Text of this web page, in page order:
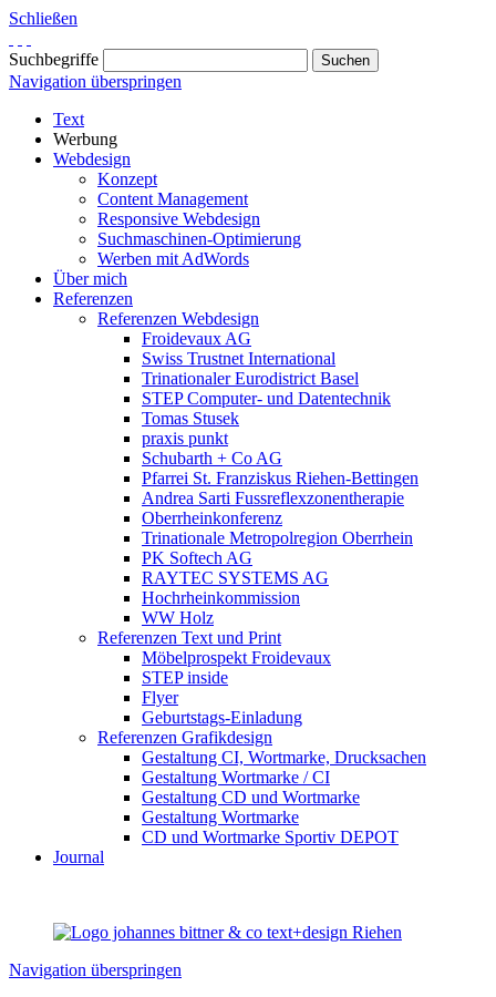
Schließen
Suchbegriffe
Navigation überspringen
Text
Werbung
Webdesign
Konzept
Content Management
Responsive Webdesign
Suchmaschinen-Optimierung
Werben mit AdWords
Über mich
Referenzen
Referenzen Webdesign
Froidevaux AG
Swiss Trustnet International
Trinationaler Eurodistrict Basel
STEP Computer- und Datentechnik
Tomas Stusek
praxis punkt
Schubarth + Co AG
Pfarrei St. Franziskus Riehen-Bettingen
Andrea Sarti Fussreflexzonentherapie
Oberrheinkonferenz
Trinationale Metropolregion Oberrhein
PK Softech AG
RAYTEC SYSTEMS AG
Hochrheinkommission
WW Holz
Referenzen Text und Print
Möbelprospekt Froidevaux
STEP inside
Flyer
Geburtstags-Einladung
Referenzen Grafikdesign
Gestaltung CI, Wortmarke, Drucksachen
Gestaltung Wortmarke / CI
Gestaltung CD und Wortmarke
Gestaltung Wortmarke
CD und Wortmarke Sportiv DEPOT
Journal
Navigation überspringen